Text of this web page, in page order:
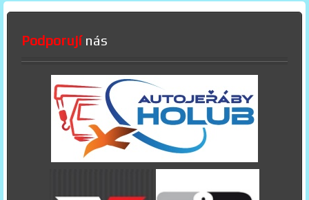
Podporujínás